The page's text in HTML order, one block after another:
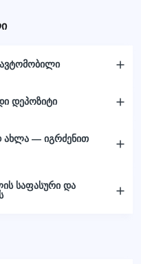
ავტომობილი
დეპოზიტი
ახლა — იგრძენით
საფასური და